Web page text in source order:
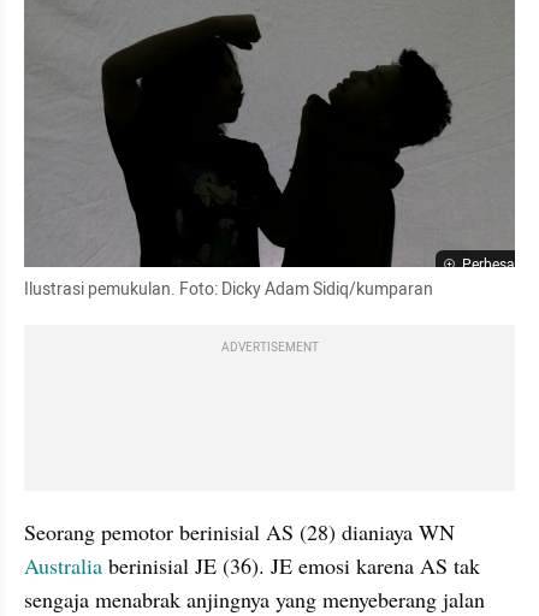
Perbesar
Ilustrasi pemukulan. Foto: Dicky Adam Sidiq/kumparan
ADVERTISEMENT
Australia berinisial JE (36). JE emosi karena AS tak
sengaja menabrak anjingnya yang menyeberang jalan